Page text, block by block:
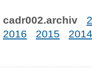
cadr002.archiv
2016
2015 2014